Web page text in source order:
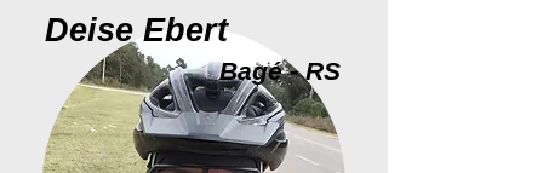
Deise Ebert
Bagé - RS